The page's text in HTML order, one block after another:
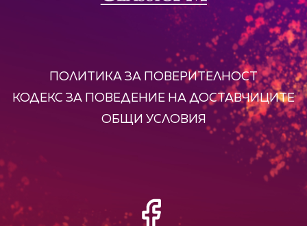
ПОЛИТИКА ЗА ПОВЕРИТЕЛНОСТ
КОДЕКС ЗА ПОВЕДЕНИЕ НА ДОСТАВЧИЦИТЕ
ОБЩИ УСЛОВИЯ